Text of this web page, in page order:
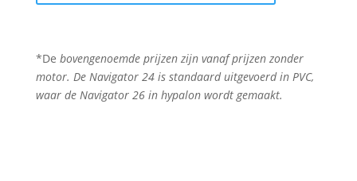
*De bovengenoemde prijzen zijn vanaf prijzen zonder
motor. De Navigator 24 is standaard uitgevoerd in PVC,
waar de Navigator 26 in hypalon wordt gemaakt.